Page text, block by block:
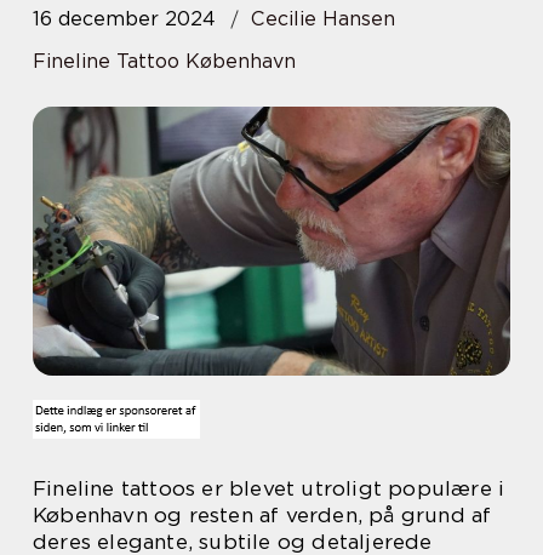
16 december 2024
Cecilie Hansen
Fineline Tattoo København
Fineline tattoos er blevet utroligt populære i
København og resten af verden, på grund af
deres elegante, subtile og detaljerede